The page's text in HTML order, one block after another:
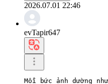
2026.07.01 22:46
evTapir647
Mỗi bức ảnh dường